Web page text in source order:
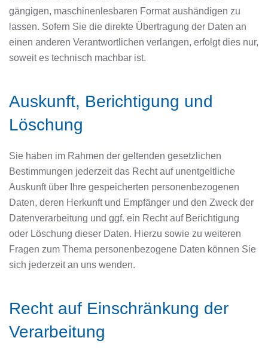
gängigen, maschinenlesbaren Format aushändigen zu
lassen. Sofern Sie die direkte Übertragung der Daten an
einen anderen Verantwortlichen verlangen, erfolgt dies nur,
soweit es technisch machbar ist.
Auskunft, Berichtigung und
Löschung
Sie haben im Rahmen der geltenden gesetzlichen
Bestimmungen jederzeit das Recht auf unentgeltliche
Auskunft über Ihre gespeicherten personenbezogenen
Daten, deren Herkunft und Empfänger und den Zweck der
Datenverarbeitung und ggf. ein Recht auf Berichtigung
oder Löschung dieser Daten. Hierzu sowie zu weiteren
Fragen zum Thema personenbezogene Daten können Sie
sich jederzeit an uns wenden.
Recht auf Einschränkung der
Verarbeitung